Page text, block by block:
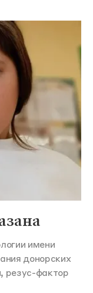
имени
донорских
резус-фактор